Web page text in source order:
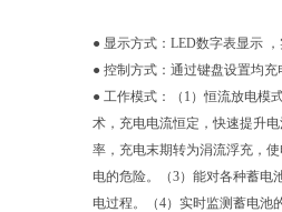
● 显示方式：LED数字表显示
● 控制方式：通过键盘设置均
● 工作模式：（1）恒流放电模
术，充电电流恒定，快速提升
率，充电末期转为涓流浮充，
电的危险。（3）能对各种蓄电
电过程。（4）实时监测蓄电池